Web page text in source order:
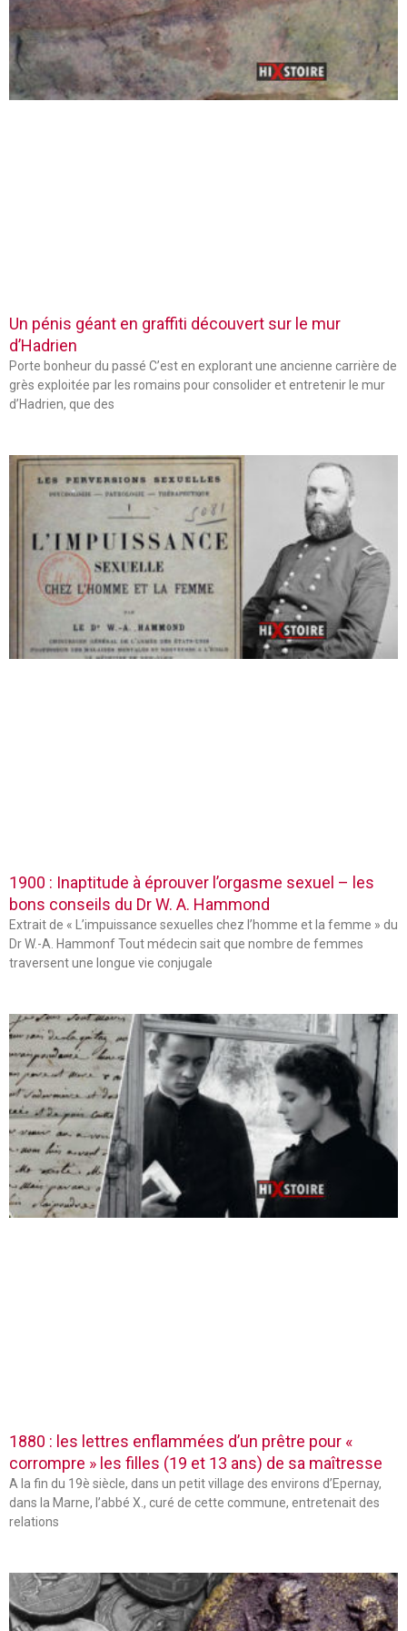
Un pénis géant en graffiti découvert sur le mur
d’Hadrien
Porte bonheur du passé C’est en explorant une ancienne carrière de
grès exploitée par les romains pour consolider et entretenir le mur
d’Hadrien, que des
1900 : Inaptitude à éprouver l’orgasme sexuel – les
bons conseils du Dr W. A. Hammond
Extrait de « L’impuissance sexuelles chez l’homme et la femme » du
Dr W.-A. Hammonf Tout médecin sait que nombre de femmes
traversent une longue vie conjugale
1880 : les lettres enflammées d’un prêtre pour «
corrompre » les filles (19 et 13 ans) de sa maîtresse
A la fin du 19è siècle, dans un petit village des environs d’Epernay,
dans la Marne, l’abbé X., curé de cette commune, entretenait des
relations